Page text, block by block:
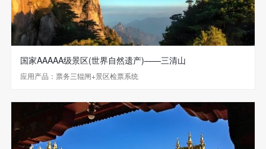
国家AAAAA级景区(世界自然遗产)——三清山
应用产品：票务三辊闸+景区检票系统